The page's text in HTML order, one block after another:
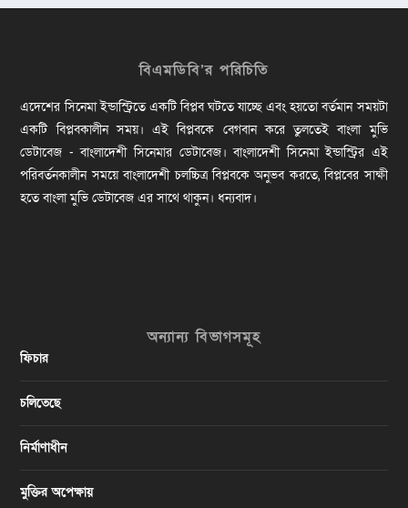
বিএমডিবি’র পরিচিতি
এদেশের সিনেমা ইন্ডাস্ট্রিতে একটি বিপ্লব ঘটতে যাচ্ছে এবং হয়তো বর্তমান সময়টা
একটি বিপ্লবকালীন সময়। এই বিপ্লবকে বেগবান করে তুলতেই বাংলা মুভি
ডেটাবেজ - বাংলাদেশী সিনেমার ডেটাবেজ। বাংলাদেশী সিনেমা ইন্ডাস্ট্রির এই
পরিবর্তনকালীন সময়ে বাংলাদেশী চলচ্চিত্র বিপ্লবকে অনুভব করতে, বিপ্লবের সাক্ষী
হতে বাংলা মুভি ডেটাবেজ এর সাথে থাকুন। ধন্যবাদ।
অন্যান্য বিভাগসমূহ
ফিচার
চলিতেছে
নির্মাণাধীন
মুক্তির অপেক্ষায়